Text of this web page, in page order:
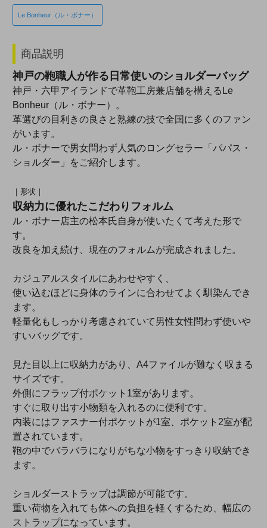
Le Bonheur（ル・ボナー）
商品説明
神戸の鞄職人が作る日常使いのショルダーバッグ
神戸・六甲アイランドで革鞄工房兼店舗を構えるLe
Bonheur（ル・ボナー）。
革選びの目利きの良さと熟練の技で全国に多くのファン
がいます。
ル・ボナーで男女問わず人気のロングセラー「パパス・
ショルダー」をご紹介します。
｜形状｜
収納力に優れたこだわりフォルム
ル・ボナー店主の松本氏自身が使いたくて考えた形で
す。
改良を加え続け、現在のフォルムが完成されました。
カジュアルスタイルにあわせやすく、
使い込むほどに身体のラインに合わせてよく馴染んでき
ます。
軽量化もしっかり考慮されていて男性女性問わず使いや
すいバッグです。
見た目以上に収納力があり、A4ファイルが難なく収まる
サイズです。
外側にフラップ付ポケット1室があります。
すぐに取り出す小物類を入れるのに便利です。
内装にはファスナー付ポケットが1室、ポケット2室が配
置されています。
鞄の中でバラバラになりがちな小物をすっきり収納でき
ます。
ショルダーストラップは調節が可能です。
重い荷物を入れても体への負担を軽くするため、幅広の
ストラップになっています。